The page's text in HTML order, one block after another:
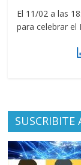
El 11/02 a las
para celebrar el